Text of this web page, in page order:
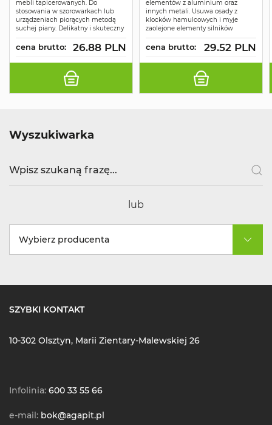
mebli tapicerowanych. Do
stosowania w szorowarkach lub
urządzeniach piorących metodą
suchej piany. Delikatny i skuteczny
cena brutto: 26.88 PLN
elementów z aluminium oraz
innych metali. Usuwa osady z
klocków hamulcowych i myje
zaolejone elementy silników
cena brutto: 29.52 PLN
Wyszukiwarka
lub
Wybierz producenta
SZYBKI KONTAKT
10-302 Olsztyn, Marii Zientary-Malewskiej 26
Infolinia: 600 33 55 66
e-mail: bok@agapit.pl